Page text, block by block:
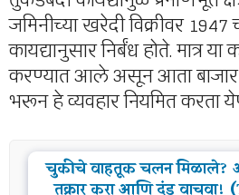
जमिनीच्या खरेदी विक्रीवर
कायद्यानुसार निर्बंध होते. मात्र
करण्यात आले असून आता बाजार
भरून हे व्यवहार नियमित करता
चुकीचे वाहतूक चलन मिळाले?